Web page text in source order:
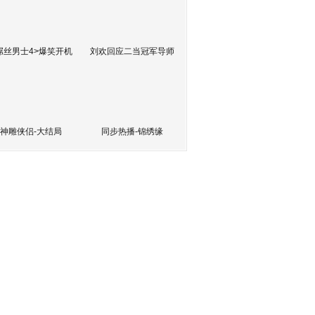
丝男士4>爆笑开机 刘欢回应二当冠军导师
神雕侠侣-大结局 同步热播-锦绣缘